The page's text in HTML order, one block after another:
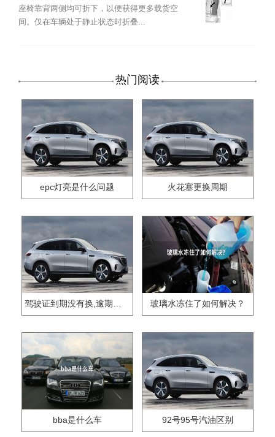
座椅靠背两侧均可折下，以便获得更多载货空
间。仅在车辆处于静止状态时折叠...
热门阅读
epc灯亮是什么问题 火花塞更换周期
驾驶证到期没有换,逾期怎么办?? 玻璃水冻住了如何解决？
bba是什么车 92号95号汽油区别